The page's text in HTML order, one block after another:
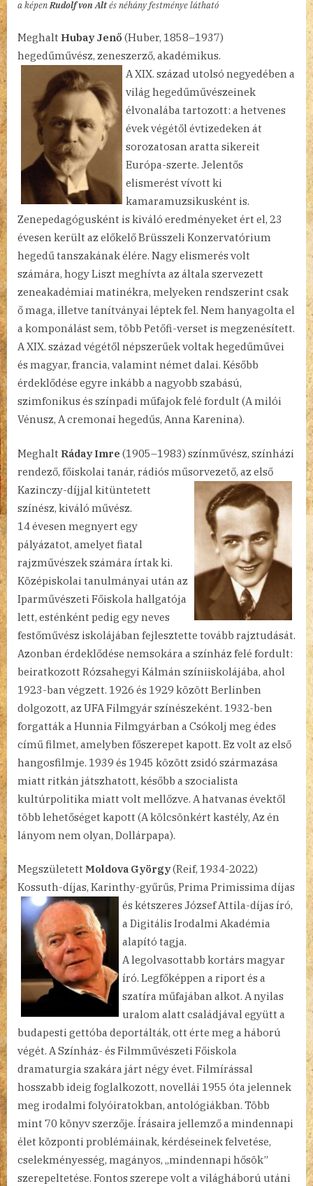
a képenRudolf von Altés néhány festménye látható
Meghalt Hubay Jenő (Huber, 1858–1937)
hegedűművész, zeneszerző, akadémikus.
A XIX. század utolsó negyedében a
világ hegedűművészeinek
élvonalába tartozott: a hetvenes
évek végétől évtizedeken át
sorozatosan aratta sikereit
Európa-szerte. Jelentős
elismerést vívott ki
kamaramuzsikusként is.
Zenepedagógusként is kiváló eredményeket ért el, 23
évesen került az előkelő Brüsszeli Konzervatórium
hegedű tanszakának élére. Nagy elismerés volt
számára, hogy Liszt meghívta az általa szervezett
zeneakadémiai matinékra, melyeken rendszerint csak
ő maga, illetve tanítványai léptek fel. Nem hanyagolta el
a komponálást sem, több Petőfi-verset is megzenésített.
A XIX. század végétől népszerűek voltak hegedűművei
és magyar, francia, valamint német dalai. Később
érdeklődése egyre inkább a nagyobb szabású,
szimfonikus és színpadi műfajok felé fordult (A milói
Vénusz, A cremonai hegedűs, Anna Karenina).
Meghalt Ráday Imre (1905–1983) színművész, színházi
rendező, főiskolai tanár, rádiós műsorvezető, az első
Kazinczy-díjjal kitüntetett
színész, kiváló művész.
14 évesen megnyert egy
pályázatot, amelyet fiatal
rajzművészek számára írtak ki.
Középiskolai tanulmányai után az
Iparművészeti Főiskola hallgatója
lett, esténként pedig egy neves
festőművész iskolájában fejlesztette tovább rajztudását.
Azonban érdeklődése nemsokára a színház felé fordult:
beiratkozott Rózsahegyi Kálmán színiiskolájába, ahol
1923-ban végzett. 1926 és 1929 között Berlinben
dolgozott, az UFA Filmgyár színészeként. 1932-ben
forgatták a Hunnia Filmgyárban a Csókolj meg édes
című filmet, amelyben főszerepet kapott. Ez volt az első
hangosfilmje. 1939 és 1945 között zsidó származása
miatt ritkán játszhatott, később a szocialista
kultúrpolitika miatt volt mellőzve. A hatvanas évektől
több lehetőséget kapott (A kölcsönkért kastély, Az én
lányom nem olyan, Dollárpapa).
Megszületett Moldova György(Reif, 1934-2022)
Kossuth-díjas, Karinthy-gyűrűs, Prima Primissima díjas
és kétszeres József Attila-díjas író,
a Digitális Irodalmi Akadémia
alapító tagja.
A legolvasottabb kortárs magyar
író. Legfőképpen a riport és a
szatíra műfajában alkot. A nyilas
uralom alatt családjával együtt a
budapesti gettóba deportálták, ott érte meg a háború
végét. A Színház- és Filmművészeti Főiskola
dramaturgia szakára járt négy évet. Filmírással
hosszabb ideig foglalkozott, novellái 1955 óta jelennek
meg irodalmi folyóiratokban, antológiákban. Több
mint 70 könyv szerzője. Írásaira jellemző a mindennapi
élet központi problémáinak, kérdéseinek felvetése,
cselekményesség, magányos, „mindennapi hősök”
szerepeltetése. Fontos szerepe volt a világháború utáni